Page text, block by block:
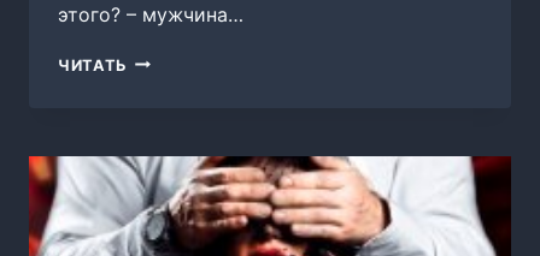
этого? – мужчина…
ЧИТАТЬ СОБСТВЕННОСТЬ